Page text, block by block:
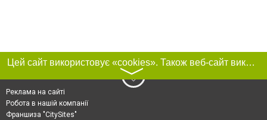
Цей сайт використовує «cookies». Також веб-сайт використовує інтернет-сервіс для збору технічних даних стосовно відвідувачів з метою отримання маркетингової та статистичної інформації. Умови обробки даних відвідувачів сайту див.
〉
Реклама на сайті
Робота в нашій компанії
Франшиза "CitySites"